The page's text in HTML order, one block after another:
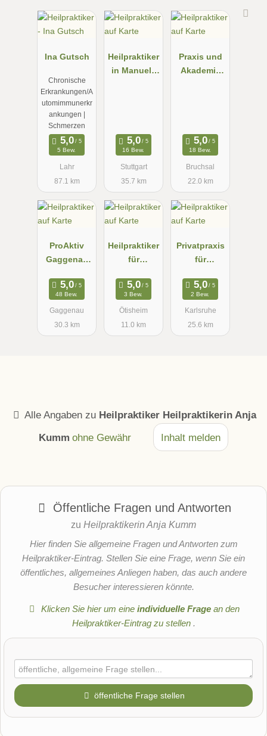
Ina Gutsch
Chronische
Erkrankungen/A
utomimmunerkr
ankungen |
Schmerzen
5 Bew.
Lahr
87.1 km
Heilpraktiker
in Manuela
16 Bew.
Stuttgart
35.7 km
Praxis und
Akademie
pie, Andrea
Köhler
18 Bew.
Bruchsal
22.0 km
ProAktiv
Gaggenau
Heinz
48 Bew.
Gaggenau
30.3 km
Heilpraktiker
für
pie N.
Raess-
Beuchle
3 Bew.
Ötisheim
11.0 km
Privatpraxis
für
IS &
ganzheitlich
e
Physiothera
2 Bew.
Karlsruhe
25.6 km
Alle Angaben zu Heilpraktiker Heilpraktikerin Anja
Kumm ohne Gewähr Inhalt melden
Öffentliche Fragen und Antworten
zu Heilpraktikerin Anja Kumm
Hier finden Sie allgemeine Fragen und Antworten zum
Heilpraktiker-Eintrag. Stellen Sie eine Frage, wenn Sie ein
öffentliches, allgemeines Anliegen haben, das auch andere
Besucher interessieren könnte.
Klicken Sie hier um eineindividuelle Frage an den
Heilpraktiker-Eintrag zu stellen .
öffentliche Frage stellen